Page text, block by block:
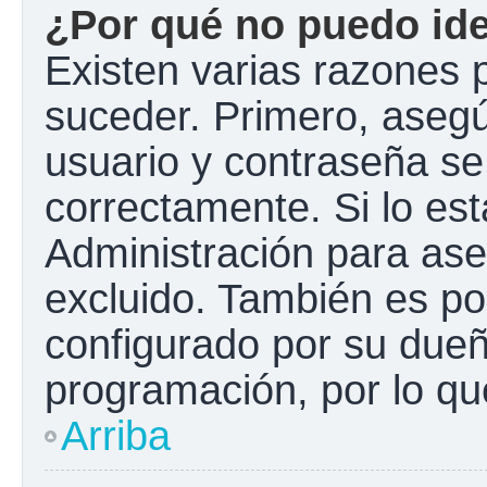
¿Por qué no puedo
Existen varias razones
suceder. Primero,
usuario y contraseña
correctamente. Si lo
Administración para
excluido. También es
configurado por su
programación, por lo
Arriba